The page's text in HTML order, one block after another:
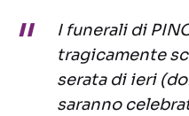
I funerali di
tragicamente
serata di ieri
saranno